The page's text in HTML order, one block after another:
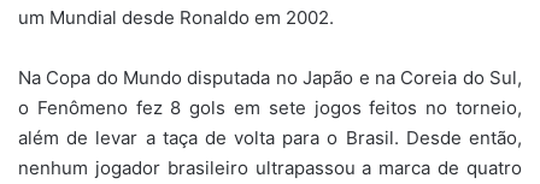
um Mundial desde Ronaldo em 2002.
Na Copa do Mundo disputada no Japão e na Coreia do Sul,
o Fenômeno fez 8 gols em sete jogos feitos no torneio,
além de levar a taça de volta para o Brasil. Desde então,
nenhum jogador brasileiro ultrapassou a marca de quatro